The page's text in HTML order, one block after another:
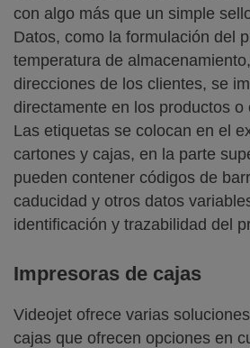
con algo más que un simple
Datos, como la formulación del
temperatura de
direcciones de los clientes, se
directamente en los productos o
Las etiquetas se colocan en el
cartones y cajas, en la parte
pueden contener códigos de
caducidad y otros datos
identificación y trazabilidad del
Impresoras de cajas
Videojet ofrece varias
cajas que ofrecen opciones en